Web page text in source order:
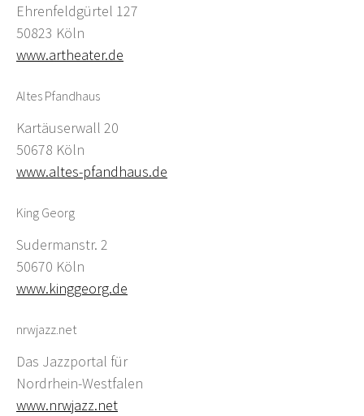
Ehrenfeldgürtel 127
50823 Köln
www.artheater.de
Altes Pfandhaus
Kartäuserwall 20
50678 Köln
www.altes-pfandhaus.de
King Georg
Sudermanstr. 2
50670 Köln
www.kinggeorg.de
nrwjazz.net
Das Jazzportal für
Nordrhein-Westfalen
www.nrwjazz.net